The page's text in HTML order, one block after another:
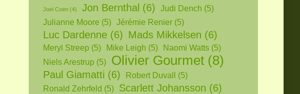
Joel Coen (4) Jon Bernthal (6) Judi Dench (5)
Julianne Moore (5) Jérémie Renier (5)
Luc Dardenne (6) Mads Mikkelsen (6)
Meryl Streep (5) Mike Leigh (5) Naomi Watts (5)
Niels Arestrup (5) Olivier Gourmet (8)
Paul Giamatti (6) Robert Duvall
(5)
Ronald Zehrfeld (5) Scarlett Johansson (6)